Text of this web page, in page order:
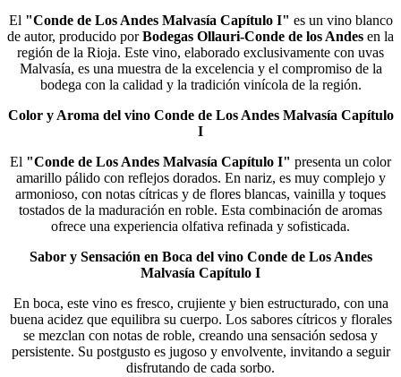
El "Conde de Los Andes Malvasía Capítulo I" es un vino blanco
de autor, producido porBodegas Ollauri-Conde de los Andes en la
región de la Rioja. Este vino, elaborado exclusivamente con uvas
Malvasía, es una muestra de la excelencia y el compromiso de la
bodega con la calidad y la tradición vinícola de la región​.
Color y Aroma del vino Conde de Los Andes Malvasía Capítulo
I
El "Conde de Los Andes Malvasía Capítulo I" presenta un color
amarillo pálido con reflejos dorados. En nariz, es muy complejo y
armonioso, con notas cítricas y de flores blancas, vainilla y toques
tostados de la maduración en roble. Esta combinación de aromas
ofrece una experiencia olfativa refinada y sofisticada​.
Sabor y Sensación en Boca del vino Conde de Los Andes
Malvasía Capítulo I
En boca, este vino es fresco, crujiente y bien estructurado, con una
buena acidez que equilibra su cuerpo. Los sabores cítricos y florales
se mezclan con notas de roble, creando una sensación sedosa y
persistente. Su postgusto es jugoso y envolvente, invitando a seguir
disfrutando de cada sorbo​.